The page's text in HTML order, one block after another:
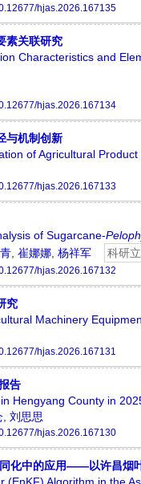
hjas.2026.167135
素关联研究
Characteristics and
hjas.2026.167134
与机制创新
of Agricultural
hjas.2026.167133
of Sugarcane-
, 崔娜娜, 杨祥军 科研
hjas.2026.167132
究
Machinery
hjas.2026.167131
告
Hengyang County in
, 刘思思
hjas.2026.167130
化中的应用——以许昌烟